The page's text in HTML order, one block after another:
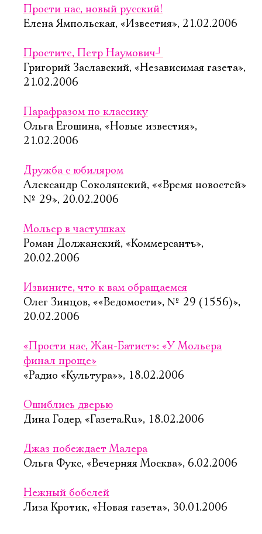
Прости нас, новый русский!
Елена Ямпольская, «Известия», 21.02.2006
Простите, Петр Наумович┘
Григорий Заславский, «Независимая газета»,
21.02.2006
Парафразом по классику
Ольга Егошина, «Новые известия»,
21.02.2006
Дружба с юбиляром
Александр Соколянский, ««Время новостей»
№ 29», 20.02.2006
Мольер в частушках
Роман Должанский, «Коммерсантъ»,
20.02.2006
Извините, что к вам обращаемся
Олег Зинцов, ««Ведомости», № 29 (1556)»,
20.02.2006
«Прости нас, Жан-Батист»: «У Мольера
финал проще»
«Радио «Культура»», 18.02.2006
Ошиблись дверью
Дина Годер, «Газета.Ru», 18.02.2006
Джаз побеждает Малера
Ольга Фукс, «Вечерняя Москва», 6.02.2006
Нежный бобслей
Лиза Кротик, «Новая газета», 30.01.2006